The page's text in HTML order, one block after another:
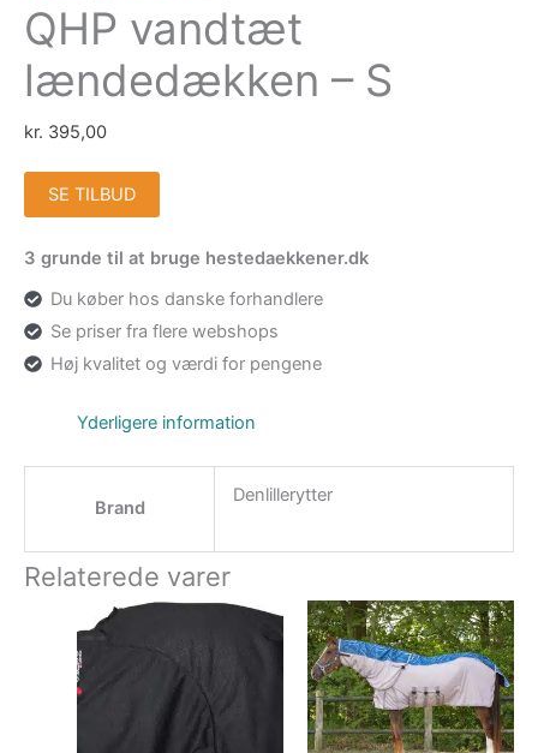
QHP vandtæt
lændedækken – S
kr. 395,00
SE TILBUD
3 grunde til at bruge hestedaekkener.dk
Du køber hos danske forhandlere
Se priser fra flere webshops
Høj kvalitet og værdi for pengene
Yderligere information
Brand
Denlillerytter
Relaterede varer